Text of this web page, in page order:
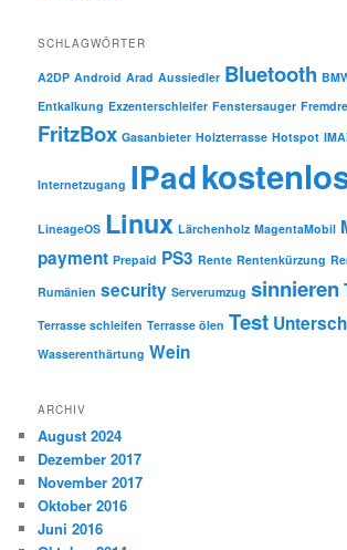
SCHLAGWÖRTER
A2DP Android Arad Aussiedler Bluetooth
Entkalkung Exzenterschleifer Fenstersauger
FritzBox Gasanbieter Holzterrasse Hotspot
Internetzugang IPad
LineageOS Linux Lärchenholz MagentaMobil
payment Prepaid PS3 Rente Rentenkürzung
Rumänien security Serverumzug sinnieren
Terrasse schleifen Terrasse ölen Test
Wasserenthärtung Wein
ARCHIV
August 2024
Dezember 2017
November 2017
Oktober 2016
Juni 2016